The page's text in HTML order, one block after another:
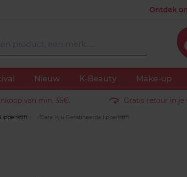
Ontdek
Nieuw K-Beauty Make-up
van min. 35€. Gratis retour in je
Lippenstift I Dare You Gesatineerde lippenstift